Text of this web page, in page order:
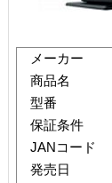
メーカー
商品名
型番
保証条件
JANコード
発売日